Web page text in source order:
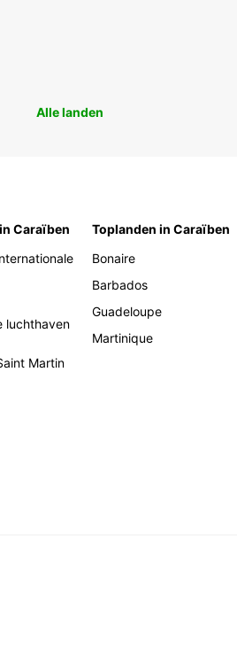
Alle landen
Caraïben
luchthaven
Martin
Toplanden in Caraïben
Bonaire
Barbados
Guadeloupe
Martinique